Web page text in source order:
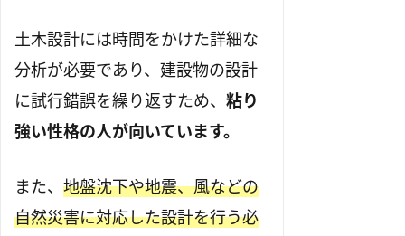
土木設計には時間をかけた詳細な
分析が必要であり、建設物の設計
に試行錯誤を繰り返すため、 粘り
強い性格の人が向いています。
また、 地盤沈下や地震、風などの
自然災害に対応した設計を行う必